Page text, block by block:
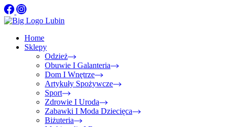
Home
Sklepy
Odzież
Obuwie I Galanteria
Dom I Wnętrze
Artykuły Spożywcze
Sport
Zdrowie I Uroda
Zabawki I Moda Dziecięca
Biżuteria